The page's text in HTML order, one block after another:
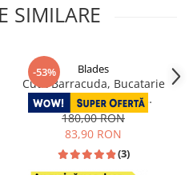
SIMILARE
-53% Blades
Cutit Barracuda, Bucatarie
& Camping, Finisaj
Hammered, Otel 4Cr13,
Maner Lemn Wenge, 26 -
180,00 RON
83,90 RON
(3)